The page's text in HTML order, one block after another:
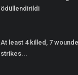
ödüllendirildi
At least 4 killed, 7
strikes...